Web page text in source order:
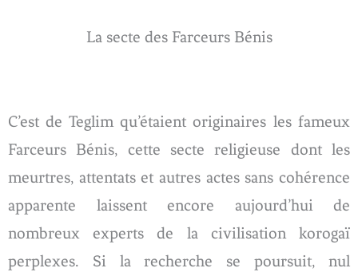
La secte des Farceurs Bénis
C’est de Teglim qu’étaient originaires les fameux
Farceurs Bénis, cette secte religieuse dont les
meurtres, attentats et autres actes sans cohérence
apparente laissent encore aujourd’hui de
nombreux experts de la civilisation korogaï
perplexes. Si la recherche se poursuit, nul